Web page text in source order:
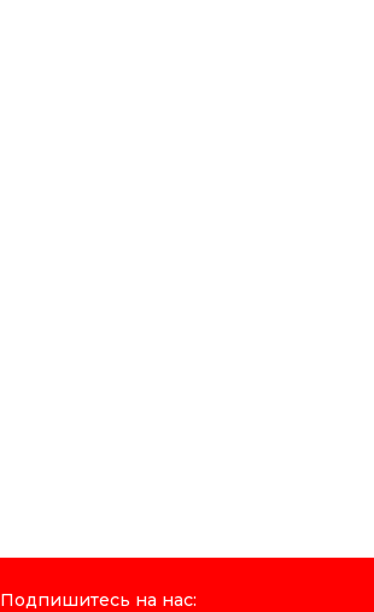
Подпишитесь на нас: